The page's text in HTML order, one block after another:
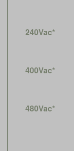
240Vac*
400Vac*
480Vac*